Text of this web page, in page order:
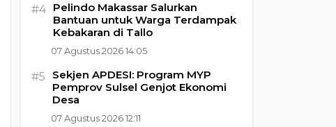
#4 Pelindo Makassar Salurkan
Bantuan untuk Warga Terdampak
Kebakaran di Tallo
07 Agustus 2026 14:05
#5
Sekjen APDESI: Program MYP
Pemprov Sulsel Genjot Ekonomi
Desa
07 Agustus 2026 12:11